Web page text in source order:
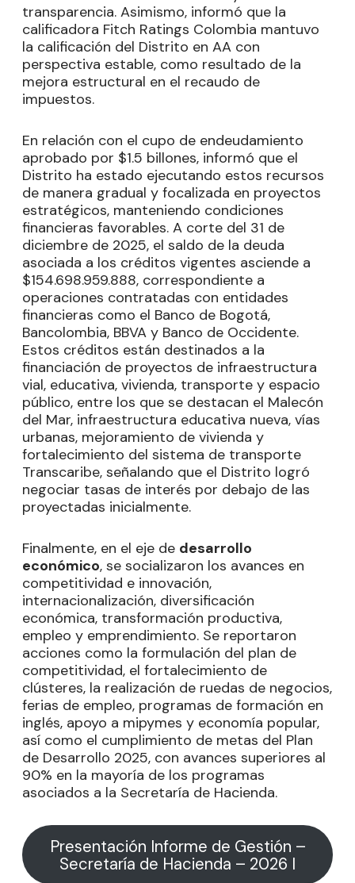
transparencia. Asimismo, informó que la
calificadora Fitch Ratings Colombia mantuvo
la calificación del Distrito en AA con
perspectiva estable, como resultado de la
mejora estructural en el recaudo de
impuestos.
En relación con el cupo de endeudamiento
aprobado por $1.5 billones, informó que el
Distrito ha estado ejecutando estos recursos
de manera gradual y focalizada en proyectos
estratégicos, manteniendo condiciones
financieras favorables. A corte del 31 de
diciembre de 2025, el saldo de la deuda
asociada a los créditos vigentes asciende a
$154.698.959.888, correspondiente a
operaciones contratadas con entidades
financieras como el Banco de Bogotá,
Bancolombia, BBVA y Banco de Occidente.
Estos créditos están destinados a la
financiación de proyectos de infraestructura
vial, educativa, vivienda, transporte y espacio
público, entre los que se destacan el Malecón
del Mar, infraestructura educativa nueva, vías
urbanas, mejoramiento de vivienda y
fortalecimiento del sistema de transporte
Transcaribe, señalando que el Distrito logró
negociar tasas de interés por debajo de las
proyectadas inicialmente.
Finalmente, en el eje de desarrollo
económico, se socializaron los avances en
competitividad e innovación,
internacionalización, diversificación
económica, transformación productiva,
empleo y emprendimiento. Se reportaron
acciones como la formulación del plan de
competitividad, el fortalecimiento de
clústeres, la realización de ruedas de negocios,
ferias de empleo, programas de formación en
inglés, apoyo a mipymes y economía popular,
así como el cumplimiento de metas del Plan
de Desarrollo 2025, con avances superiores al
90% en la mayoría de los programas
asociados a la Secretaría de Hacienda.
Presentación Informe de Gestión –
Secretaría de Hacienda – 2026 I